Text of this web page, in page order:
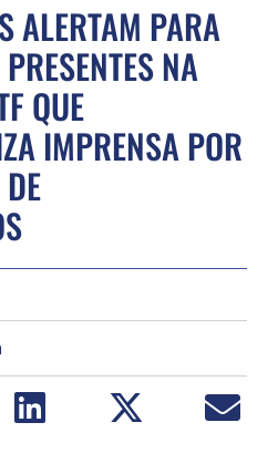
ALERTAM PARA
NA
QUE
IMPRENSA POR